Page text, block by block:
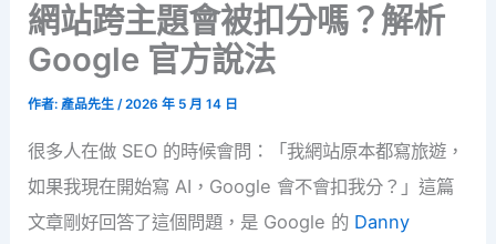
網站跨主題會被扣分嗎？解析
Google 官方說法
作者:產品先生/2026 年 5 月 14 日
很多人在做 SEO 的時候會問：「我網站原本都寫旅遊，
如果我現在開始寫 AI，Google 會不會扣我分？」這篇
文章剛好回答了這個問題，是 Google 的 Danny